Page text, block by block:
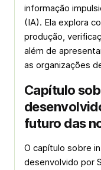
informação
(IA). Ela explora
produção,
além de
as organizações
Capítulo
futuro das
O capítulo sobre
desenvolvido por